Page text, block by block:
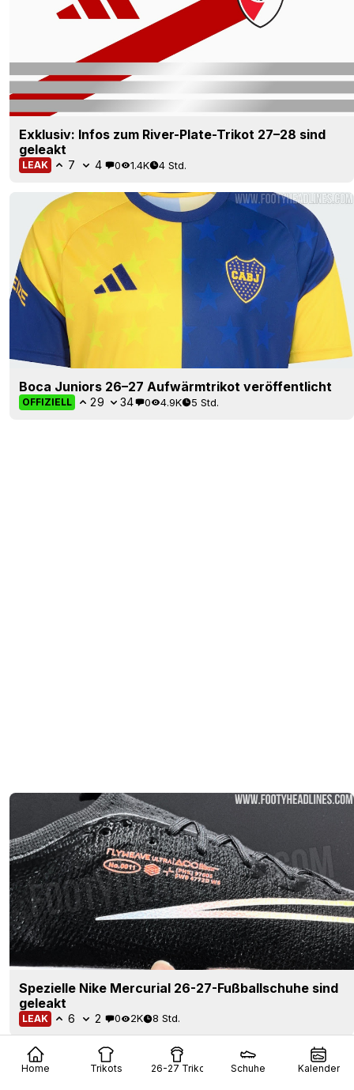
Home Trikots 26-27 Trikots Schuhe Kalender
Exklusiv: Infos zum River-Plate-Trikot 27–28 sind
geleakt
LEAK 7 4 0 1.4K 4 Std.
Boca Juniors 26–27 Aufwärmtrikot veröffentlicht
OFFIZIELL 29 34 0 4.9K 5 Std.
Spezielle Nike Mercurial 26-27-Fußballschuhe sind
geleakt
LEAK 6 2 0 2K 8 Std.